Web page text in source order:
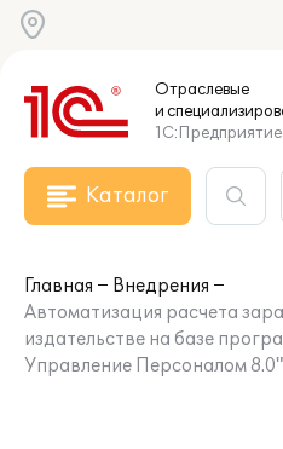
Отраслевые
и
1С:Предприятие
Каталог
Главная
Внедрения
Автоматизация расчета
издательстве на базе
Управление Персоналом